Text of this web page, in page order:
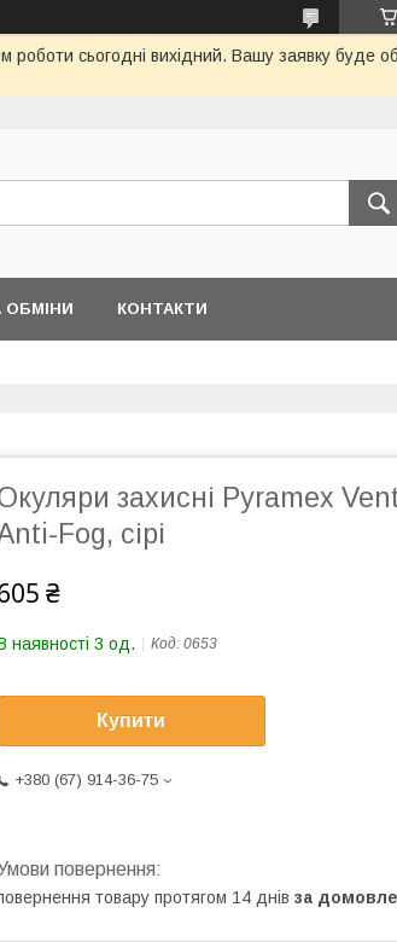
роботи сьогодні вихідний. Вашу заявку буде
ОБМІНИ КОНТАКТИ
захисні Pyramex
Fog, сірі
₴
наявності 3 од. Код: 0653
Купити
+380 (67) 914-36-75
товару протягом 14 днів за